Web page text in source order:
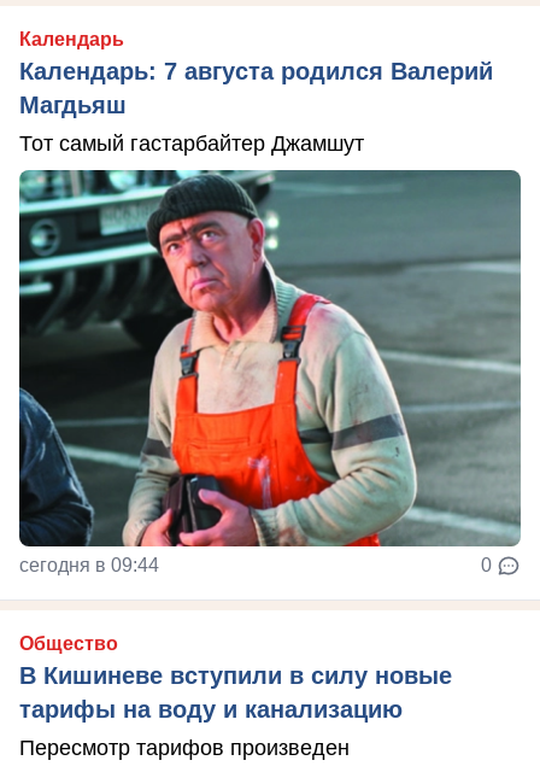
Календарь
Календарь: 7 августа родился Валерий
Магдьяш
Тот самый гастарбайтер Джамшут
сегодня в 09:44 0
Общество
В Кишиневе вступили в силу новые
тарифы на воду и канализацию
Пересмотр тарифов произведен